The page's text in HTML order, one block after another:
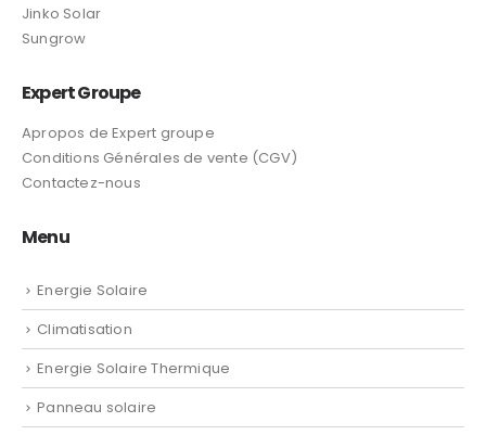
Jinko Solar
Sungrow
Expert Groupe
Apropos de Expert groupe
Conditions Générales de vente (CGV)
Contactez-nous
Menu
Energie Solaire
Climatisation
Energie Solaire Thermique
Panneau solaire